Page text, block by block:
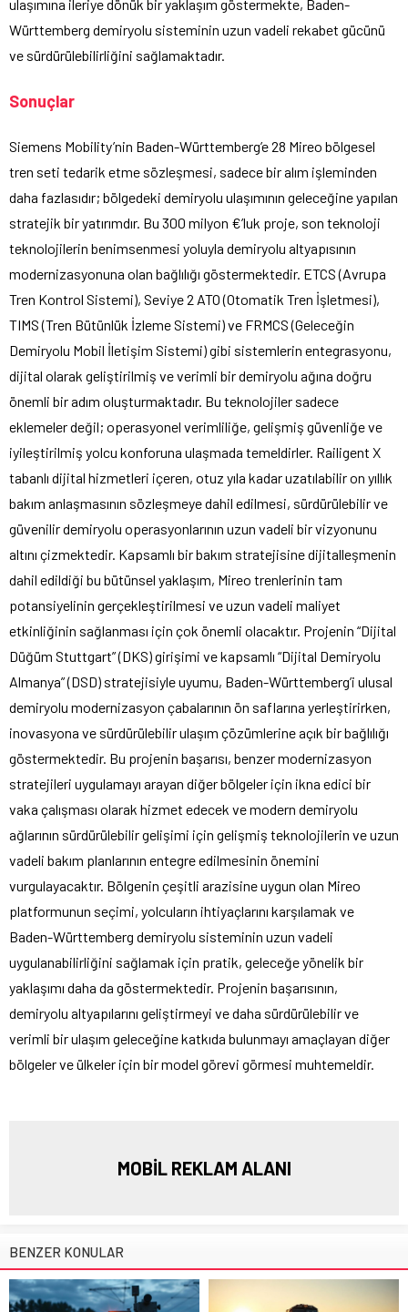
ulaşımına ileriye dönük bir yaklaşım göstermekte, Baden-
Württemberg demiryolu sisteminin uzun vadeli rekabet gücünü
ve sürdürülebilirliğini sağlamaktadır.
Sonuçlar
Siemens Mobility’nin Baden-Württemberg’e 28 Mireo bölgesel
tren seti tedarik etme sözleşmesi, sadece bir alım işleminden
daha fazlasıdır; bölgedeki demiryolu ulaşımının geleceğine yapılan
stratejik bir yatırımdır. Bu 300 milyon €’luk proje, son teknoloji
teknolojilerin benimsenmesi yoluyla demiryolu altyapısının
modernizasyonuna olan bağlılığı göstermektedir. ETCS (Avrupa
Tren Kontrol Sistemi), Seviye 2 ATO (Otomatik Tren İşletmesi),
TIMS (Tren Bütünlük İzleme Sistemi) ve FRMCS (Geleceğin
Demiryolu Mobil İletişim Sistemi) gibi sistemlerin entegrasyonu,
dijital olarak geliştirilmiş ve verimli bir demiryolu ağına doğru
önemli bir adım oluşturmaktadır. Bu teknolojiler sadece
eklemeler değil; operasyonel verimliliğe, gelişmiş güvenliğe ve
iyileştirilmiş yolcu konforuna ulaşmada temeldirler. Railigent X
tabanlı dijital hizmetleri içeren, otuz yıla kadar uzatılabilir on yıllık
bakım anlaşmasının sözleşmeye dahil edilmesi, sürdürülebilir ve
güvenilir demiryolu operasyonlarının uzun vadeli bir vizyonunu
altını çizmektedir. Kapsamlı bir bakım stratejisine dijitalleşmenin
dahil edildiği bu bütünsel yaklaşım, Mireo trenlerinin tam
potansiyelinin gerçekleştirilmesi ve uzun vadeli maliyet
etkinliğinin sağlanması için çok önemli olacaktır. Projenin “Dijital
Düğüm Stuttgart” (DKS) girişimi ve kapsamlı “Dijital Demiryolu
Almanya” (DSD) stratejisiyle uyumu, Baden-Württemberg’i ulusal
demiryolu modernizasyon çabalarının ön saflarına yerleştirirken,
inovasyona ve sürdürülebilir ulaşım çözümlerine açık bir bağlılığı
göstermektedir. Bu projenin başarısı, benzer modernizasyon
stratejileri uygulamayı arayan diğer bölgeler için ikna edici bir
vaka çalışması olarak hizmet edecek ve modern demiryolu
ağlarının sürdürülebilir gelişimi için gelişmiş teknolojilerin ve uzun
vadeli bakım planlarının entegre edilmesinin önemini
vurgulayacaktır. Bölgenin çeşitli arazisine uygun olan Mireo
platformunun seçimi, yolcuların ihtiyaçlarını karşılamak ve
Baden-Württemberg demiryolu sisteminin uzun vadeli
uygulanabilirliğini sağlamak için pratik, geleceğe yönelik bir
yaklaşımı daha da göstermektedir. Projenin başarısının,
demiryolu altyapılarını geliştirmeyi ve daha sürdürülebilir ve
verimli bir ulaşım geleceğine katkıda bulunmayı amaçlayan diğer
bölgeler ve ülkeler için bir model görevi görmesi muhtemeldir.
MOBİL REKLAM ALANI
BENZER KONULAR